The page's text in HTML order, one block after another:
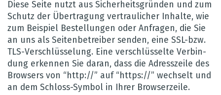
Diese Seite nutzt aus Sicher­heits­grün­den und zum
Schutz der Über­tra­gung ver­trau­li­cher Inhalte, wie
zum Bei­spiel Bestel­lun­gen oder Anfra­gen, die Sie
an uns als Sei­ten­be­trei­ber sen­den, eine SSL-bzw.
TLS-Ver­schlüs­se­lung. Eine ver­schlüs­selte Ver­bin­
dung erken­nen Sie daran, dass die Adress­zeile des
Brow­sers von “http://” auf “https://” wech­selt und
an dem Schloss-Sym­bol in Ihrer Brow­ser­zeile.